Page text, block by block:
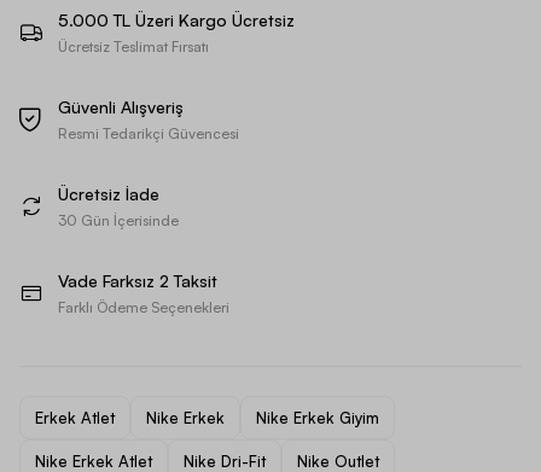
5.000 TL Üzeri Kargo Ücretsiz
Ücretsiz Teslimat Fırsatı
Güvenli Alışveriş
Resmi Tedarikçi Güvencesi
Ücretsiz İade
30 Gün İçerisinde
Vade Farksız 2 Taksit
Farklı Ödeme Seçenekleri
Erkek Atlet Nike Erkek Nike Erkek Giyim
Nike Erkek Atlet Nike Dri-Fit Nike Outlet